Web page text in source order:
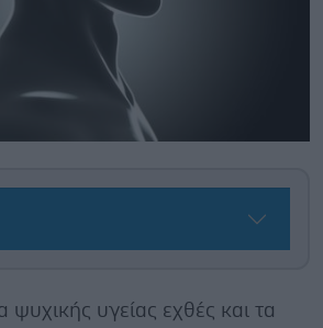
ψυχικής υγείας εχθές και τα